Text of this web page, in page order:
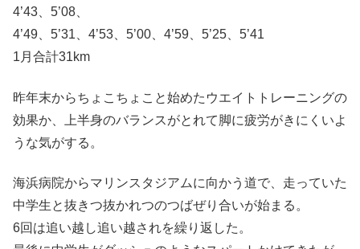
4’43、5’08、
4’49、5’31、4’53、5’00、4’59、5’25、5’41
1月合計31km
昨年末からちょこちょこと始めたウエイトトレーニングの
効果か、上半身のバランスがとれて脚に疲労がきにくいよ
うな気がする。
海浜病院からマリンスタジアムに向かう道で、走っていた
中学生と抜きつ抜かれつのつばぜり合いが始まる。
6回は追い越し追い越されを繰り返した。